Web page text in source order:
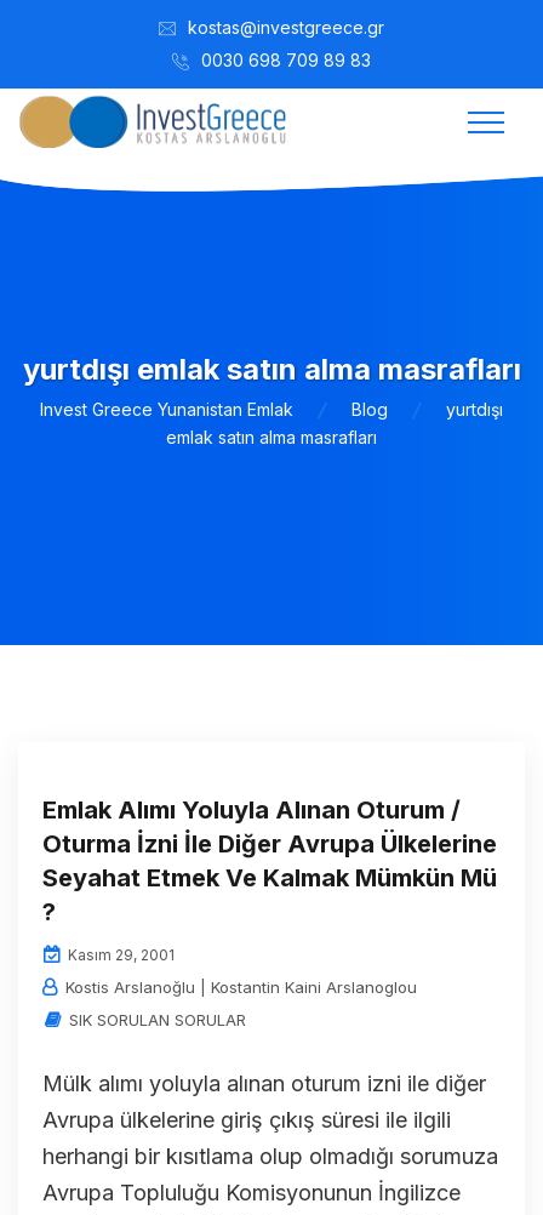
kostas@investgreece.gr
0030 698 709 89 83
yurtdışı emlak satın alma masrafları
Invest Greece Yunanistan Emlak Blog
yurtdışı
emlak satın alma masrafları
Emlak Alımı Yoluyla Alınan Oturum /
Oturma İzni İle Diğer Avrupa Ülkelerine
Seyahat Etmek Ve Kalmak Mümkün Mü
?
Kasım 29, 2001
Kostis Arslanoğlu | Kostantin Kaini Arslanoglou
SIK SORULAN SORULAR
Mülk alımı yoluyla alınan oturum izni ile diğer
Avrupa ülkelerine giriş çıkış süresi ile ilgili
herhangi bir kısıtlama olup olmadığı sorumuza
Avrupa Topluluğu Komisyonunun İngilizce